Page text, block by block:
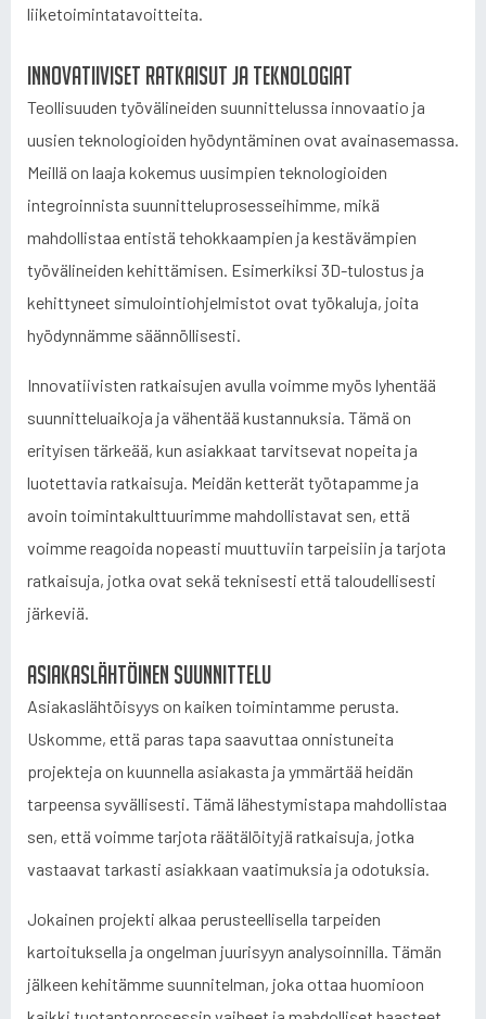
liiketoimintatavoitteita.
Innovatiiviset ratkaisut ja teknologiat
Teollisuuden työvälineiden suunnittelussa innovaatio ja
uusien teknologioiden hyödyntäminen ovat avainasemassa.
Meillä on laaja kokemus uusimpien teknologioiden
integroinnista suunnitteluprosesseihimme, mikä
mahdollistaa entistä tehokkaampien ja kestävämpien
työvälineiden kehittämisen. Esimerkiksi 3D-tulostus ja
kehittyneet simulointiohjelmistot ovat työkaluja, joita
hyödynnämme säännöllisesti.
Innovatiivisten ratkaisujen avulla voimme myös lyhentää
suunnitteluaikoja ja vähentää kustannuksia. Tämä on
erityisen tärkeää, kun asiakkaat tarvitsevat nopeita ja
luotettavia ratkaisuja. Meidän ketterät työtapamme ja
avoin toimintakulttuurimme mahdollistavat sen, että
voimme reagoida nopeasti muuttuviin tarpeisiin ja tarjota
ratkaisuja, jotka ovat sekä teknisesti että taloudellisesti
järkeviä.
Asiakaslähtöinen suunnittelu
Asiakaslähtöisyys on kaiken toimintamme perusta.
Uskomme, että paras tapa saavuttaa onnistuneita
projekteja on kuunnella asiakasta ja ymmärtää heidän
tarpeensa syvällisesti. Tämä lähestymistapa mahdollistaa
sen, että voimme tarjota räätälöityjä ratkaisuja, jotka
vastaavat tarkasti asiakkaan vaatimuksia ja odotuksia.
Jokainen projekti alkaa perusteellisella tarpeiden
kartoituksella ja ongelman juurisyyn analysoinnilla. Tämän
jälkeen kehitämme suunnitelman, joka ottaa huomioon